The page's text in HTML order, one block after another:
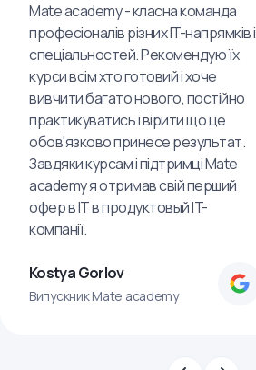
Mate academy - класна команда
професіоналів різних IT-напрямків і
спеціальностей. Рекомендую їх
курси всім хто готовий і хоче
вивчити багато нового, постійно
практикуватись і вірити що це
обов'язково принесе результат.
Завдяки курсам і підтримці Mate
academy я отримав свій перший
офер в IT в продуктовый IT-
компанії.
Kostya Gorlov
Випускник Mate academy